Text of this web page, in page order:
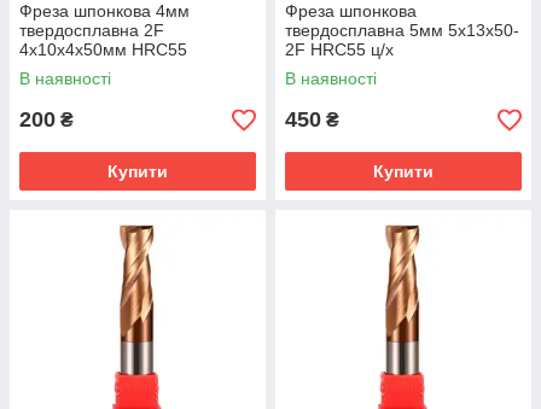
Фреза шпонкова 4мм
твердосплавна 2F
4х10х4х50мм HRC55
В наявності
200 ₴
Купити
Фреза шпонкова
твердосплавна 5мм 5х13х50-
2F HRC55 ц/х
В наявності
450 ₴
Купити